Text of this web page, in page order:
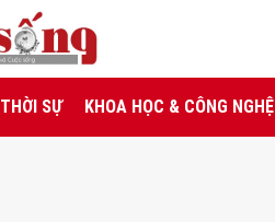
THỜI SỰ KHOA HỌC & CÔNG NGHỆ